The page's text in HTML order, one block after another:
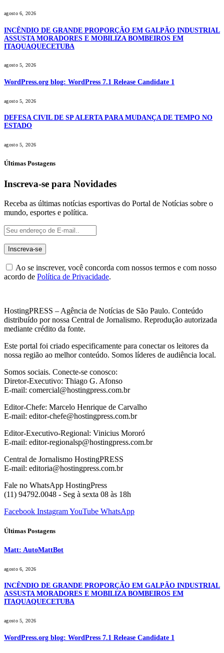
agosto 6, 2026
INCÊNDIO DE GRANDE PROPORÇÃO EM GALPÃO INDUSTRIAL
ASSUSTA MORADORES E MOBILIZA BOMBEIROS EM
ITAQUAQUECETUBA
agosto 5, 2026
WordPress.org blog: WordPress 7.1 Release Candidate 1
agosto 5, 2026
DEFESA CIVIL DE SP ALERTA PARA MUDANÇA DE TEMPO NO
ESTADO
agosto 5, 2026
Últimas Postagens
Inscreva-se para Novidades
Receba as últimas notícias esportivas do Portal de Notícias sobre o
mundo, esportes e política.
Ao se inscrever, você concorda com nossos termos e com nosso
acordo de Política de Privacidade.
HostingPRESS – Agência de Notícias de São Paulo. Conteúdo
distribuído por nossa Central de Jornalismo. Reprodução autorizada
mediante crédito da fonte.
Este portal foi criado especificamente para conectar os leitores da
nossa região ao melhor conteúdo. Somos líderes de audiência local.
Somos sociais. Conecte-se conosco:
Diretor-Executivo: Thiago G. Afonso
E-mail: comercial@hostingpress.com.br
Editor-Chefe: Marcelo Henrique de Carvalho
E-mail: editor-chefe@hostingpress.com.br
Editor-Executivo-Regional: Vinicius Mororó
E-mail: editor-regionalsp@hostingpress.com.br
Central de Jornalismo HostingPRESS
E-mail: editoria@hostingpress.com.br
Fale no WhatsApp HostingPress
(11) 94792.0048 - Seg à sexta 08 às 18h
Facebook InstagramYouTube WhatsApp
Últimas Postagens
Matt: AutoMattBot
agosto 6, 2026
INCÊNDIO DE GRANDE PROPORÇÃO EM GALPÃO INDUSTRIAL
ASSUSTA MORADORES E MOBILIZA BOMBEIROS EM
ITAQUAQUECETUBA
agosto 5, 2026
WordPress.org blog: WordPress 7.1 Release Candidate 1